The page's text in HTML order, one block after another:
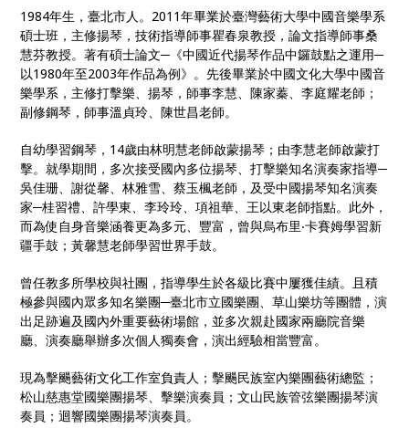
1984年生，臺北市人。2011年畢業於臺灣藝術大學中國音樂學系
碩士班，主修揚琴，技術指導師事瞿春泉教授，論文指導師事桑
慧芬教授。著有碩士論文─《中國近代揚琴作品中鑼鼓點之運用─
以1980年至2003年作品為例》。先後畢業於中國文化大學中國音
樂學系，主修打擊樂、揚琴，師事李慧、陳家蓁、李庭耀老師；
副修鋼琴，師事溫貞玲、陳世昌老師。
自幼學習鋼琴，14歲由林明慧老師啟蒙揚琴；由李慧老師啟蒙打
擊。就學期間，多次接受國內多位揚琴、打擊樂知名演奏家指導─
吳佳珊、謝從馨、林雅雪、蔡玉楓老師，及受中國揚琴知名演奏
家─桂習禮、許學東、李玲玲、項祖華、王以東老師指點。此外，
而為使自身音樂涵養更為多元、豐富，曾與烏布里‧卡賽姆學習新
疆手鼓；黃馨慧老師學習世界手鼓。
曾任教多所學校與社團，指導學生於各級比賽中屢獲佳績。且積
極參與國內眾多知名樂團─臺北市立國樂團、草山樂坊等團體，演
出足跡遍及國內外重要藝術場館，並多次親赴國家兩廳院音樂
廳、演奏廳舉辦多次個人獨奏會，演出經驗相當豐富。
現為擊颺藝術文化工作室負責人；擊颺民族室內樂團藝術總監；
松山慈惠堂國樂團揚琴、擊樂演奏員；文山民族管弦樂團揚琴演
奏員；迴響國樂團揚琴演奏員。